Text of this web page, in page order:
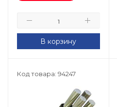
В корзину
Код товара: 94247